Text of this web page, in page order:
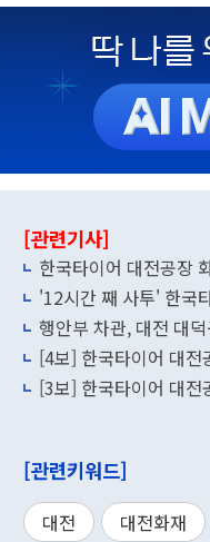
[관련기사]
한국타이어 대전공장
'12시간 째 사투' 한국
행안부 차관, 대전 대
[4보] 한국타이어 대전
[3보] 한국타이어 대전
[관련키워드]
대전 대전화재